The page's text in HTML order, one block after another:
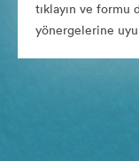
tıklayın ve formu
yönergelerine